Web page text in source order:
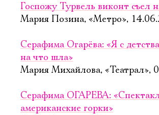
Госпожу Турвель виконт съел
Мария Позина, «Метро»,
Серафима Огарёва: «Я с
на что шла»
Мария Михайлова, «Театрал»,
Серафима ОГАРЕВА:
американские горки»